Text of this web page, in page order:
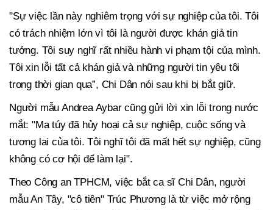
"Sự việc lần này nghiêm trọng với sự nghiệp của tôi. Tôi
có trách nhiệm lớn vì tôi là người được khán giả tin
tưởng. Tôi suy nghĩ rất nhiều hành vi phạm tội của mình.
Tôi xin lỗi tất cả khán giả và những người tin yêu tôi
trong thời gian qua”, Chi Dân nói sau khi bị bắt giữ.
Người mẫu Andrea Aybar cũng gửi lời xin lỗi trong nước
mắt: "Ma túy đã hủy hoại cả sự nghiệp, cuộc sống và
tương lai của tôi. Tôi nghĩ tôi đã mất hết sự nghiệp, cũng
không có cơ hội để làm lại".
Theo Công an TPHCM, việc bắt ca sĩ Chi Dân, người
mẫu An Tây, "cô tiên" Trúc Phương là từ việc mở rộng